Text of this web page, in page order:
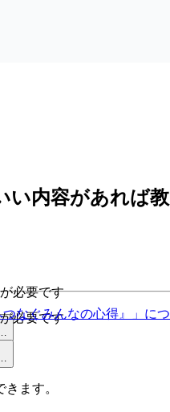
内容があれば
必要です
必要です
つなぐみんなの心得』」に
ます。